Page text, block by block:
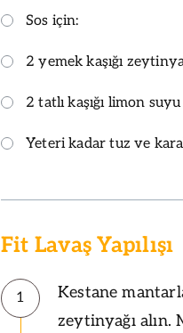
Sos için:
2 yemek kaşığı
2 tatlı kaşığı limon suyu
Yeteri kadar tuz ve
Fit Lavaş Yapılışı
1
Kestane
zeytinyağı